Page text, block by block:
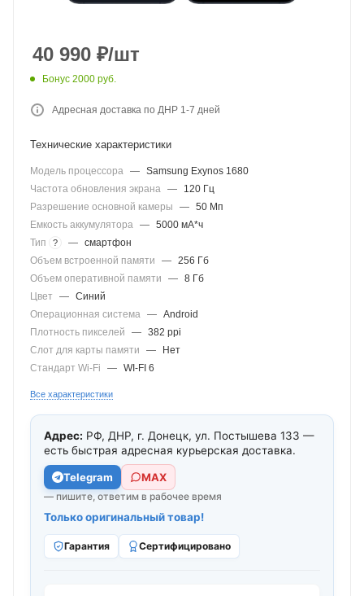
40 990 ₽/шт
Бонус 2000 руб.
Адресная доставка по ДНР 1-7 дней
Технические характеристики
Модель процессора — Samsung Exynos 1680
Частота обновления экрана —
120 Гц
Разрешение основной камеры
— 50 Мп
Емкость аккумулятора — 5000 мА*ч
Тип
? — смартфон
Объем встроенной памяти
— 256 Гб
Объем оперативной памяти
— 8 Гб
Цвет
— Синий
Операционная система — Android
Плотность пикселей
— 382 ppi
Слот для карты памяти
—
Нет
Стандарт Wi-Fi
— WI-FI 6
Все характеристики
Адрес: РФ, ДНР, г. Донецк, ул. Постышева 133 —
есть быстрая адресная курьерская доставка.
Telegram МАХ
— пишите, ответим в рабочее время
Только оригинальный товар!
Гарантия Сертифицировано